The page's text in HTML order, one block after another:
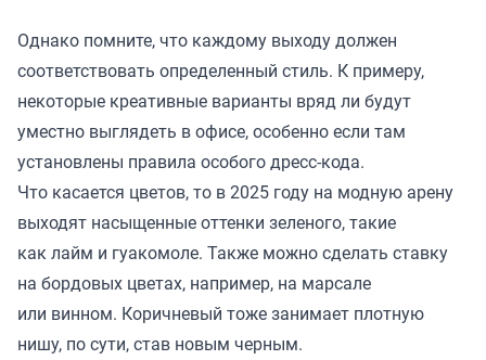
Однако помните, что каждому выходу должен
соответствовать определенный стиль. К примеру,
некоторые креативные варианты вряд ли будут
уместно выглядеть в офисе, особенно если там
установлены правила особого дресс-кода.
Что касается цветов, то в 2025 году на модную арену
выходят насыщенные оттенки зеленого, такие
как лайм и гуакомоле. Также можно сделать ставку
на бордовых цветах, например, на марсале
или винном. Коричневый тоже занимает плотную
нишу, по сути, став новым черным.